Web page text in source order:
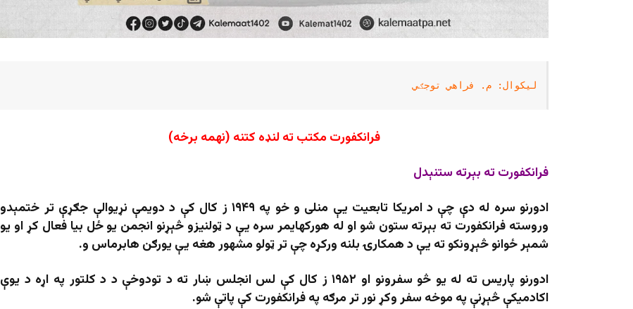
لیکوال: م. فراهي توجګي
فرانکفورت مکتب ته لنډه کتنه (نهمه برخه)
فرانکفورت ته بېرته ستنېدل
ادورنو سره له دې چې د امریکا تابعیت یې منلی و خو په ۱۹۴۹ ز کال کې د دویمې نړیوالې جګړې تر ختمېدو
وروسته فرانکفورت ته بېرته ستون شو او له هورکهایمر سره یې د ټولنیزو څېړنو انجمن یو ځل بیا فعال کړ او یو
شمېر ځوانو څېړونکو ته یې د همکارۍ بلنه ورکړه چې تر ټولو مشهور هغه یې یورګن هابرماس و.
ادورنو پاریس ته له یو څو سفرونو او ۱۹۵۲ ز کال کې لس انجلس ښار ته د تودوخې د د کلتور په اړه د یوې
اکادمیکې څېړنې په موخه سفر وکړ نور تر مرګه په فرانکفورت کې پاتې شو.